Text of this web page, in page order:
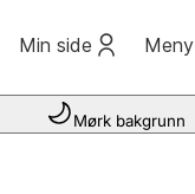
Min side Meny
Mørk bakgrunn